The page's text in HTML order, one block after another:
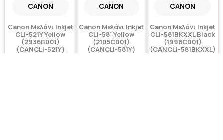
CANON
Canon Μελάνι Inkjet
CLI-521Y Yellow
(2936B001)
(CANCLI-521Y)
CANON
Canon Μελάνι Inkjet
CLI-581 Yellow
(2105C001)
(CANCLI-581Y)
CANON
Canon Μελάνι Inkjet
CLI-581BKXXL Black
(1998C001)
(CANCLI-581BKXXL)